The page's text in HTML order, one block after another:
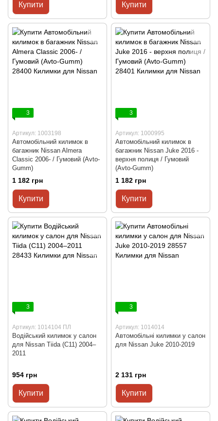
Купити Купити
3
Артикул: 1003198
Автомобільний килимок в
багажник Nissan Almera
Classic 2006- / Гумовий (Avto-
Gumm)
1 182 грн
Купити
3
Артикул: 1000995
Автомобільний килимок в
багажник Nissan Juke 2016 -
верхня полиця / Гумовий
(Avto-Gumm)
1 182 грн
Купити
3
Артикул: 1014104 ПЛ
Водійський килимок у салон
для Nissan Tiida (C11) 2004–
2011
954 грн
Купити
3
Артикул: 1014014
Автомобільні килимки у салон
для Nissan Juke 2010-2019
2 131 грн
Купити